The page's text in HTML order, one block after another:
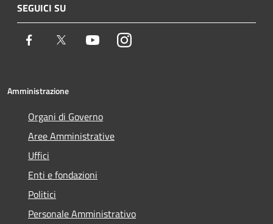
SEGUICI SU
Facebook Twitter YoutubeInstagram
Amministrazione
Organi di Governo
Aree Amministrative
Uffici
Enti e fondazioni
Politici
Personale Amministrativo